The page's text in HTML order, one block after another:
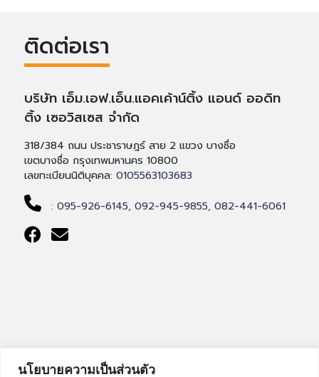
นโยบายความเป็นส่วนตัว
ติดต่อเรา
บริษัท เอ็ม.เอฟ.เอ็น.แอคเค้าน์ติ้ง แอนด์ ออดิท
ติ้ง เซอวิสเซส จำกัด
318/384 ถนน ประชาราษฎร์ สาย 2 แขวง บางซื่อ
เขตบางซื่อ กรุงเทพมหานคร 10800
เลขทะเบียนนิติบุคคล: 0105563103683
: 095-926-6145, 092-945-9855, 082-441-6061